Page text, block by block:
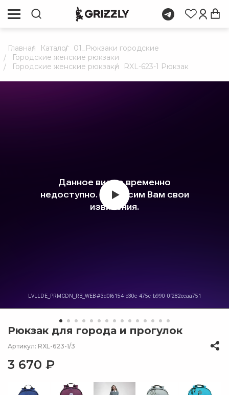
Главная Каталог 01_Рюкзаки городские
Городские женские рюкзаки
Городские женские рюкзаки
RXL-623-1 Рюкзак
Рюкзак для города и прогулок
Артикул: RXL-623-1/3
3 670 ₽